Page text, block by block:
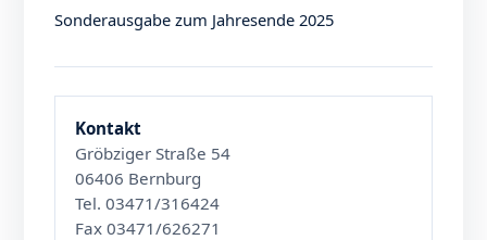
Sonderausgabe zum Jahresende 2025
Kontakt
Gröbziger Straße 54
06406 Bernburg
Tel. 03471/316424
Fax 03471/626271